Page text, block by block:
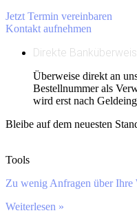
Jetzt Termin vereinbaren
Kontakt aufnehmen
Direkte
Überweise direkt an
Bestellnummer als
wird erst nach
Bleibe auf dem neuesten
Tools
Zu wenig Anfragen über Ihre
Weiterlesen »